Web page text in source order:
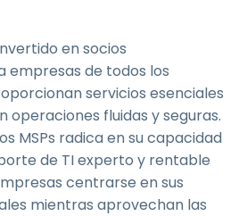
en socios
empresas de todos los
servicios esenciales
operaciones fluidas y seguras.
MSPs radica en su capacidad
de TI experto y rentable
centrarse en sus
mientras aprovechan las